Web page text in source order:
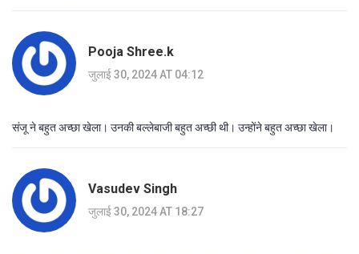
Pooja Shree.k
जुलाई 30, 2024 AT 04:12
संजू ने बहुत अच्छा खेला। उनकी बल्लेबाजी बहुत अच्छी थी। उन्होंने बहुत अच्छा खेला।
Vasudev Singh
जुलाई 30, 2024 AT 18:27